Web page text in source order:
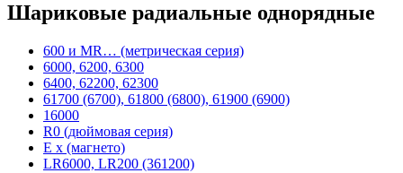
Шариковые радиальные однорядные
600 и MR… (метрическая серия)
6000, 6200, 6300
6400, 62200, 62300
61700 (6700), 61800 (6800), 61900 (6900)
16000
R0 (дюймовая серия)
E x (магнето)
LR6000, LR200 (361200)